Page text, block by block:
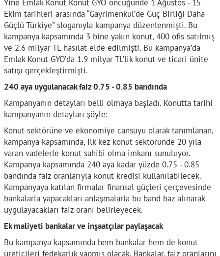
Yine Emlak Konut Konut GYO öncüğünde 1 Ağustos - 15
Ekim tarihleri arasında “Gayrimenkul’de Güç Birliği Daha
Güçlü Türkiye” sloganıyla kampanya düzenlenmişti. Bu
kampanya kapsamında 3 bine yakın konut, 400 ofis satılmış
ve 2.6 milyar TL hasılat elde edilmişti. Bu kampanya’da
Emlak Konut GYO’da 1.9 milyar TL’lik konut ve ticari ünite
satışı gerçekleştirmişti.
240 aya uygulanacak faiz 0.75 - 0.85 bandında
Kampanyanın detayları belli olmaya başladı. Konutta tarihi
kampanyanın detayları şöyle:
Konut sektörüne ve ekonomiye cansuyu olarak tanımlanan,
kampanya kapsamında, ilk kez konut sektöründe 20 yıla
varan vadelerle konut sahibi olma imkanı sunuluyor.
Kampanya kapsamında 240 aya kadar yüzde 0.75 - 0.85
bandında faiz oranlarıyla konut kredisi kullanılabilecek.
Kampanyaya katılan firmalar finansal güçleri çerçevesinde
bankalarla yapacakları anlaşmalarla bu band baz alınarak
uygulayacakları faiz oranı belirleyecek.
Ek maliyeti bankalar ve inşaatçılar paylaşacak
Bu kampanya kapsamında hem bankalar hem de konut
üreticileri fedekarlık yapmış olacak. Bankalar, faiz oranlarını